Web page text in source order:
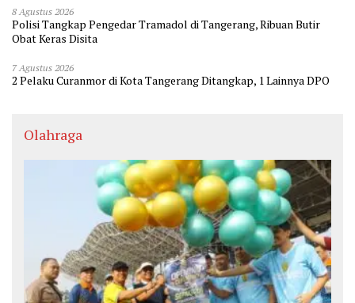
8 Agustus 2026
Polisi Tangkap Pengedar Tramadol di Tangerang, Ribuan Butir
Obat Keras Disita
7 Agustus 2026
2 Pelaku Curanmor di Kota Tangerang Ditangkap, 1 Lainnya DPO
Olahraga